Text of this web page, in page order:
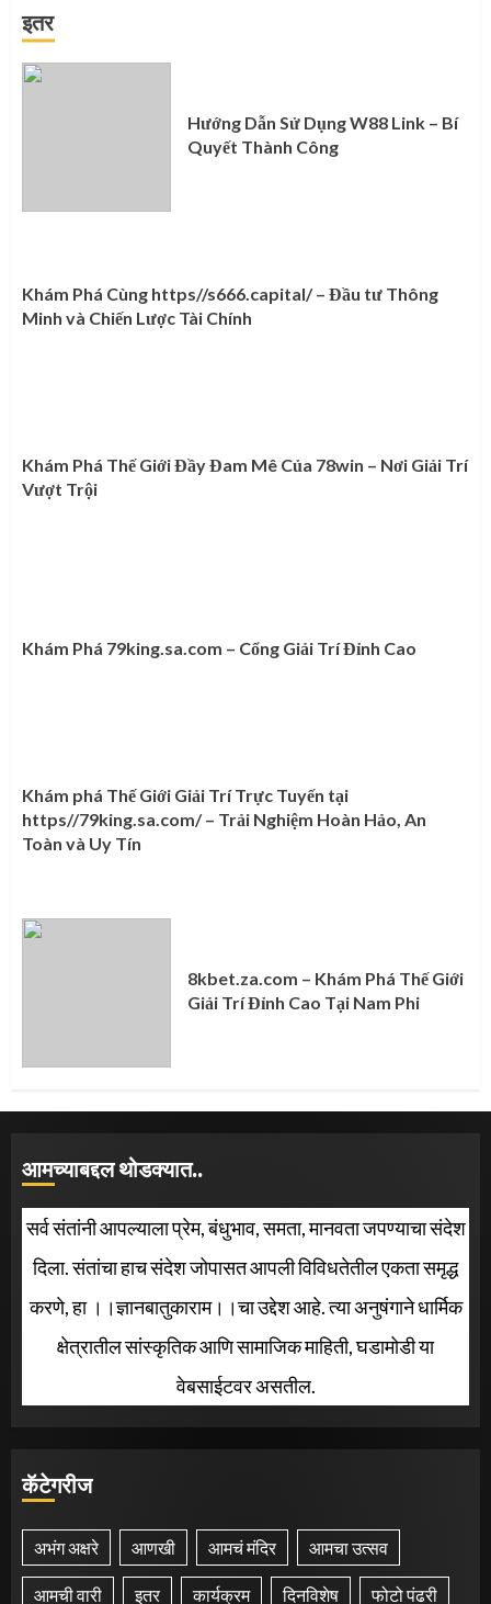
इतर
Hướng Dẫn Sử Dụng W88 Link – Bí
Quyết Thành Công
Khám Phá Cùng https//s666.capital/ – Đầu tư Thông
Minh và Chiến Lược Tài Chính
Khám Phá Thế Giới Đầy Đam Mê Của 78win – Nơi Giải Trí
Vượt Trội
Khám Phá 79king.sa.com – Cổng Giải Trí Đỉnh Cao
Khám phá Thế Giới Giải Trí Trực Tuyến tại
https//79king.sa.com/ – Trải Nghiệm Hoàn Hảo, An
Toàn và Uy Tín
8kbet.za.com – Khám Phá Thế Giới
Giải Trí Đỉnh Cao Tại Nam Phi
आमच्याबद्दल थोडक्यात..
सर्व संतांनी आपल्याला प्रेम, बंधुभाव, समता, मानवता जपण्याचा संदेश
दिला. संतांचा हाच संदेश जोपासत आपली विविधतेतील एकता समृद्ध
करणे, हा ।।ज्ञानबातुकाराम।।चा उद्देश आहे. त्या अनुषंगाने धार्मिक
क्षेत्रातील सांस्कृतिक आणि सामाजिक माहिती, घडामोडी या
वेबसाईटवर असतील.
कॅटेगरीज
अभंग अक्षरे आणखी आमचं मंदिर आमचा उत्सव
आमची वारी इतर कार्यक्रम दिनविशेष फोटो पंढरी